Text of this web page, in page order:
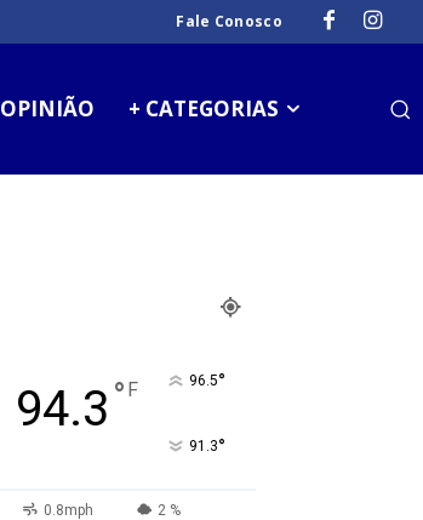
Fale Conosco
OPINIÃO + CATEGORIAS
94.3 ° F 96.5°
91.3°
0.8mph 2 %